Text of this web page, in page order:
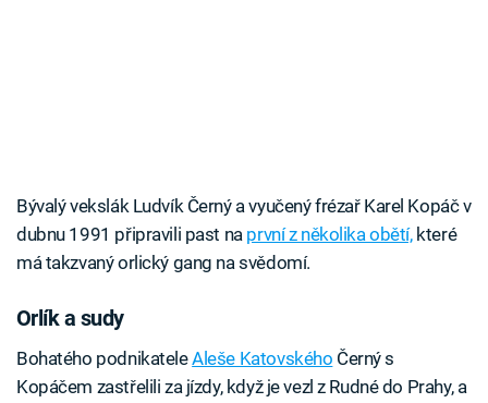
Bývalý vekslák Ludvík Černý a vyučený frézař Karel Kopáč v
dubnu 1991 připravili past na první z několika obětí,které
má takzvaný orlický gang na svědomí.
Orlík a sudy
Bohatého podnikateleAleše Katovského Černý s
Kopáčem zastřelili za jízdy, když je vezl z Rudné do Prahy, a